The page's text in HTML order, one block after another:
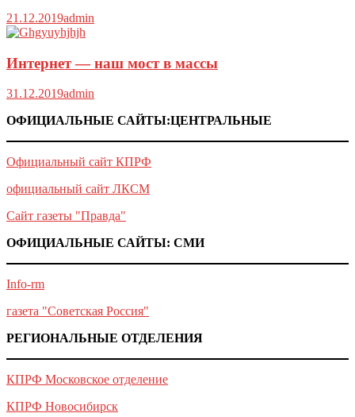
21.12.2019admin
Интернет — наш мост в массы
31.12.2019admin
ОФИЦИАЛЬНЫЕ САЙТЫ:ЦЕНТРАЛЬНЫЕ
Официальный сайт КПРФ
официальный сайт ЛКСМ
Сайт газеты "Правда"
ОФИЦИАЛЬНЫЕ САЙТЫ: СМИ
Info-rm
газета "Советская Россия"
РЕГИОНАЛЬНЫЕ ОТДЕЛЕНИЯ
КПРФ Московское отделение
КПРФ Новосибирск